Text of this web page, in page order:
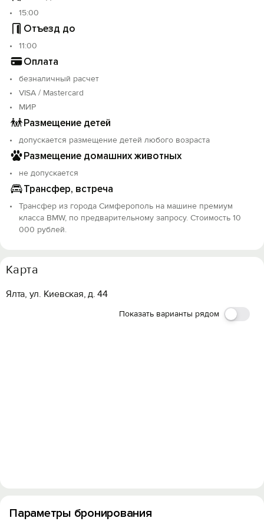
денег + штраф за уборку)
Мероприятия и вечеринки запрещены
Выезд менеджера на адрес или ночное
сопровождение (после 23:30) — от 1000 руб. по
согласованию
Работаем официально от ИП, предоставляем
документы
Гарантируем полное соответствие фото и описанию!
Трансфер из аэропорта Симферополь на премиум
BMW — 10000 руб. (по предварительному запросу).
️ Успейте забронировать квартиру для комфортного
отдыха в Ялте! Ждём вас
Параметры бронирования
15:00
Отъезд до
11:00
Оплата
безналичный расчет
VISA / Mastercard
МИР
Размещение детей
допускается размещение детей любого возраста
Размещение домашних животных
не допускается
Трансфер, встреча
Трансфер из города Симферополь на машине премиум
класса BMW, по предварительному запросу. Стоимость 10
000 рублей.
Карта
Ялта, ул. Киевская, д. 44
Показать варианты рядом